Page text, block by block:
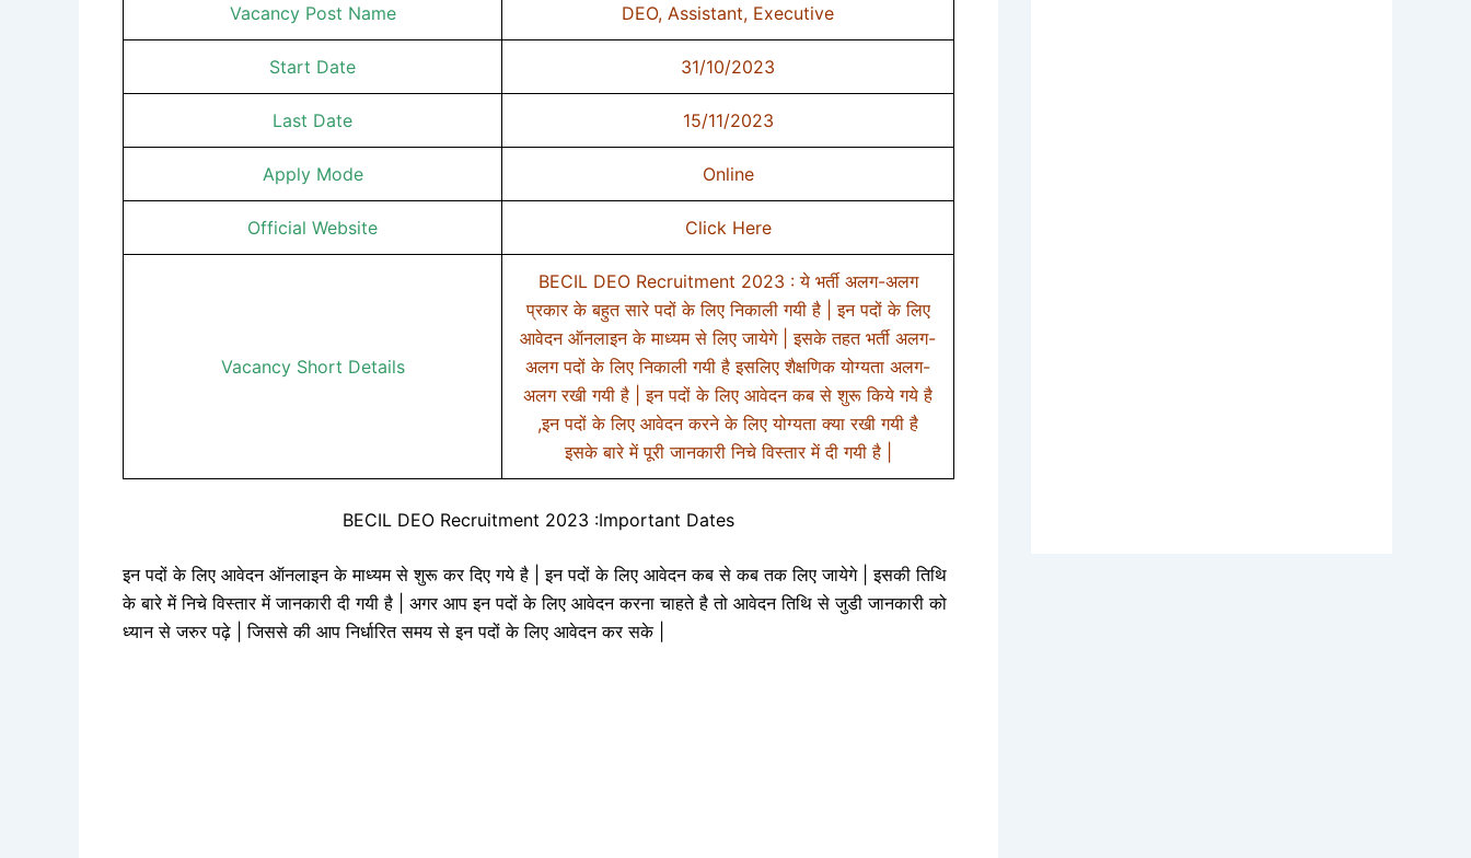
Vacancy Post Name DEO, Assistant, Executive
Start Date 31/10/2023
Last Date 15/11/2023
Apply Mode Online
Official Website Click Here
Vacancy Short Details
BECIL DEO Recruitment 2023 : ये भर्ती अलग-अलग
प्रकार के बहुत सारे पदों के लिए निकाली गयी है | इन पदों के लिए
आवेदन ऑनलाइन के माध्यम से लिए जायेगे | इसके तहत भर्ती अलग-
अलग पदों के लिए निकाली गयी है इसलिए शैक्षणिक योग्यता अलग-
अलग रखी गयी है | इन पदों के लिए आवेदन कब से शुरू किये गये है
,इन पदों के लिए आवेदन करने के लिए योग्यता क्या रखी गयी है
इसके बारे में पूरी जानकारी निचे विस्तार में दी गयी है |
BECIL DEO Recruitment 2023 :Important Dates
इन पदों के लिए आवेदन ऑनलाइन के माध्यम से शुरू कर दिए गये है | इन पदों के लिए आवेदन कब से कब तक लिए जायेगे | इसकी तिथि
के बारे में निचे विस्तार में जानकारी दी गयी है | अगर आप इन पदों के लिए आवेदन करना चाहते है तो आवेदन तिथि से जुडी जानकारी को
ध्यान से जरुर पढ़े | जिससे की आप निर्धारित समय से इन पदों के लिए आवेदन कर सके |